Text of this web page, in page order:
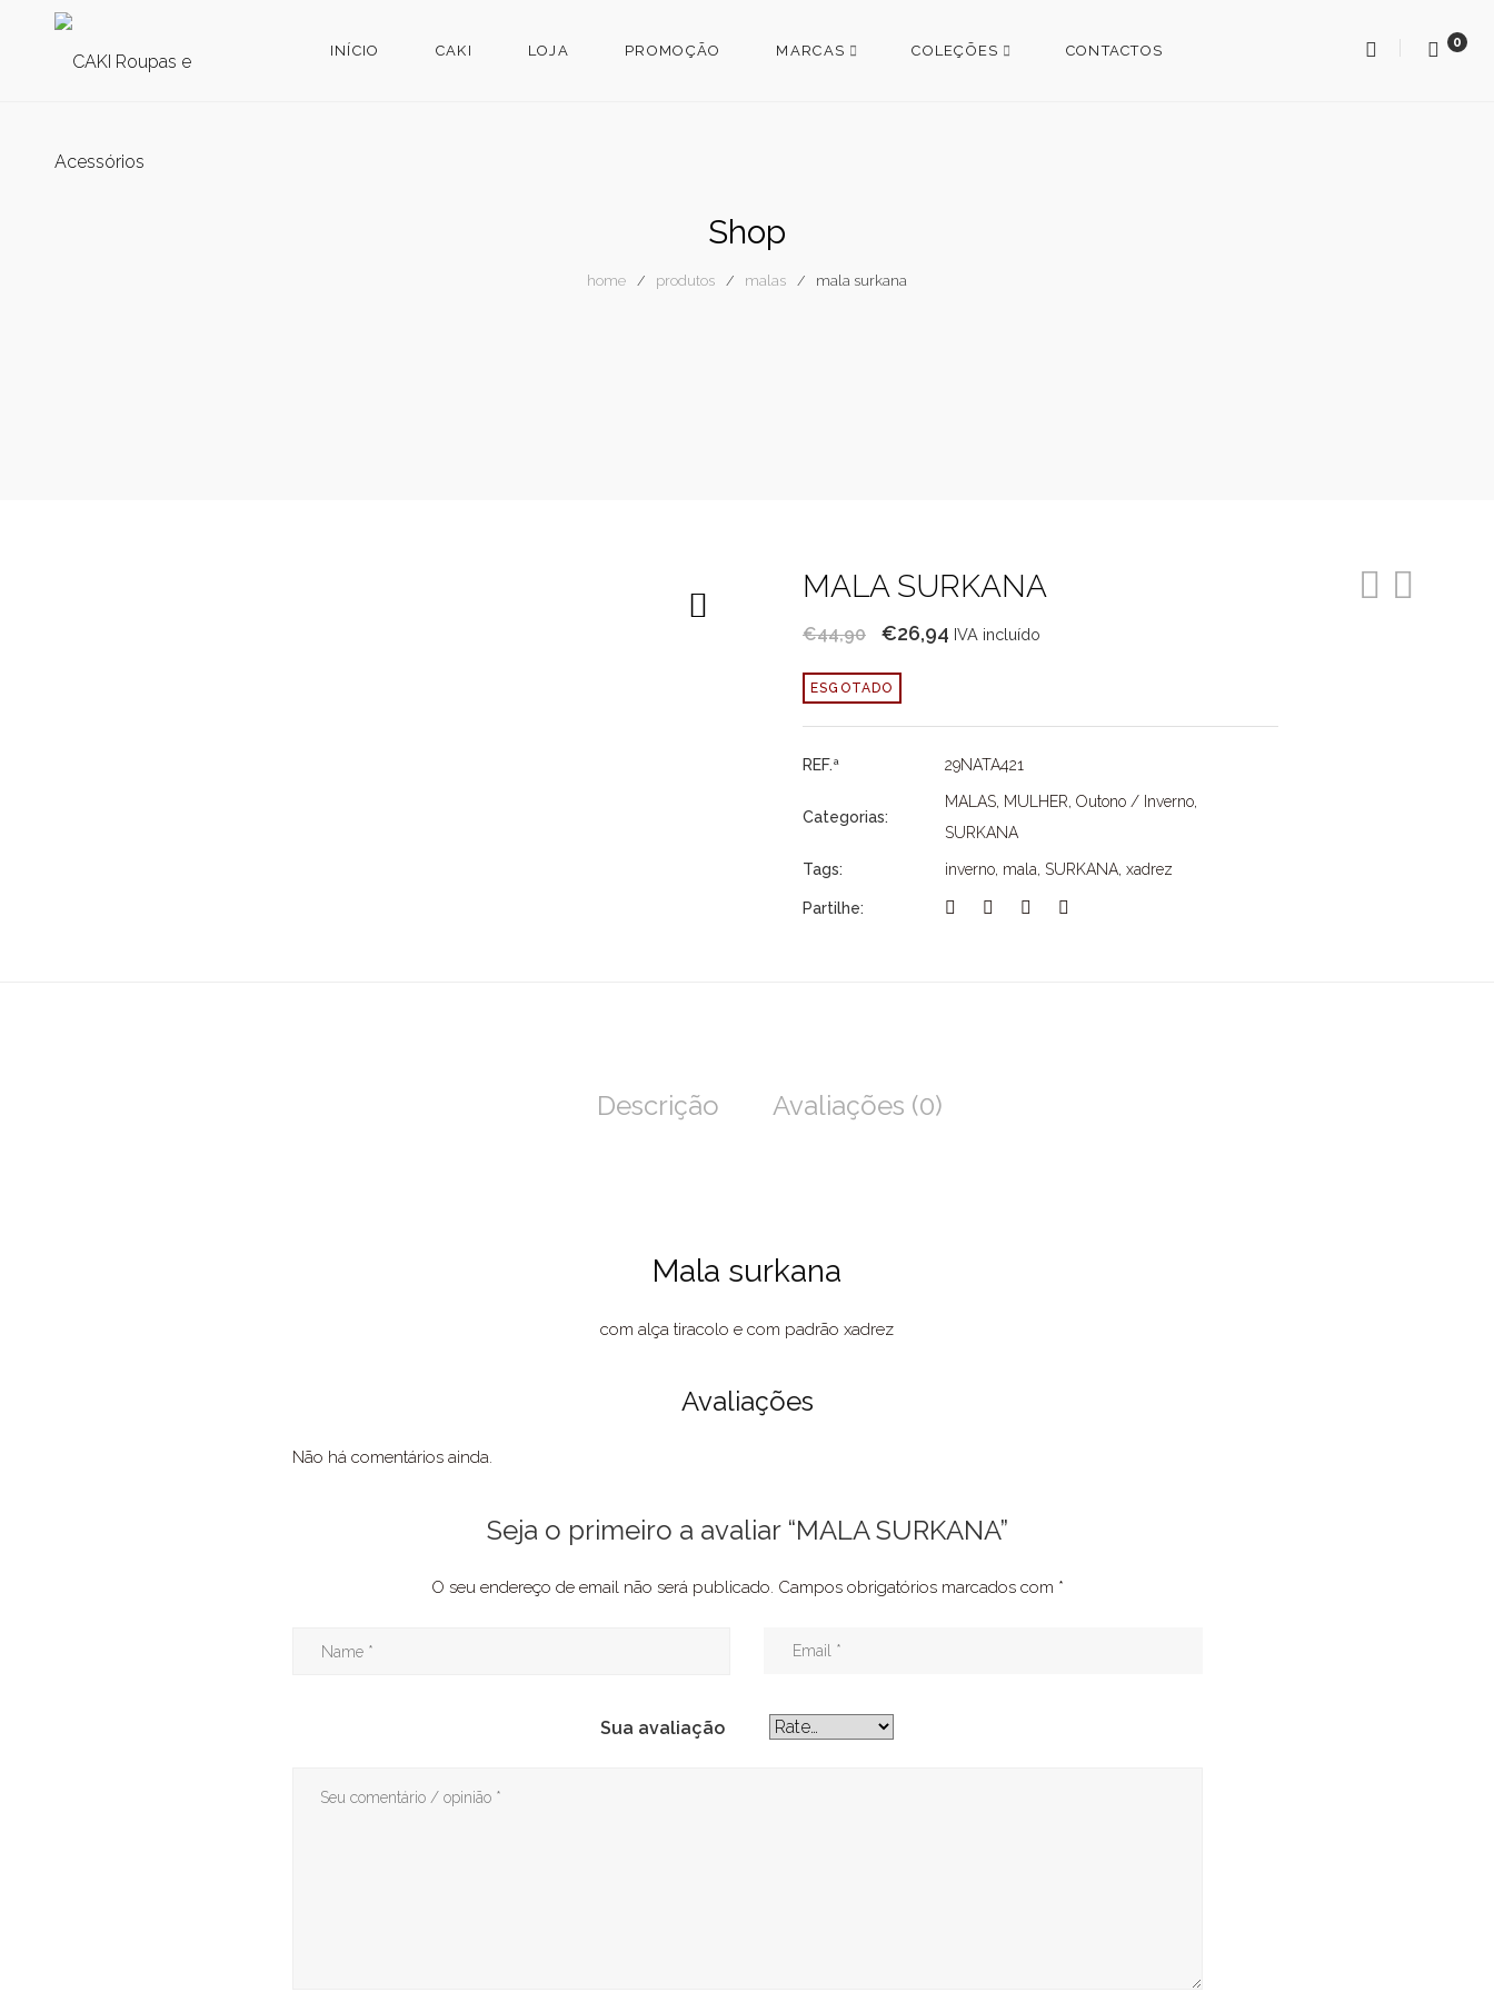
INÍCIO CAKI LOJA PROMOÇÃO MARCAS COLEÇÕES CONTACTOS 0
Shop
home produtos malas mala surkana
MALA SURKANA
€44,90
O
original
era:
€44,90.
€26,94O
é:
€26,94.
IVA incluído
ESGOTADO
REF.ª 29NATA421
Categorias:
MALAS, MULHER, Outono / Inverno,
SURKANA
Tags: inverno, mala, SURKANA, xadrez
Partilhe:
Descrição Avaliações (0)
Mala surkana
com alça tiracolo e com padrão xadrez
Avaliações
Não há comentários ainda.
Seja o primeiro a avaliar “MALA SURKANA”
O seu endereço de email não será publicado. Campos obrigatórios marcados com *
Sua avaliação